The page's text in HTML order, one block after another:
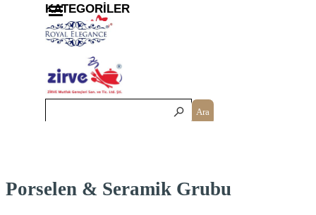
Menüyü atla
Ara
KATEGORİLER
Porselen & Seramik Grubu